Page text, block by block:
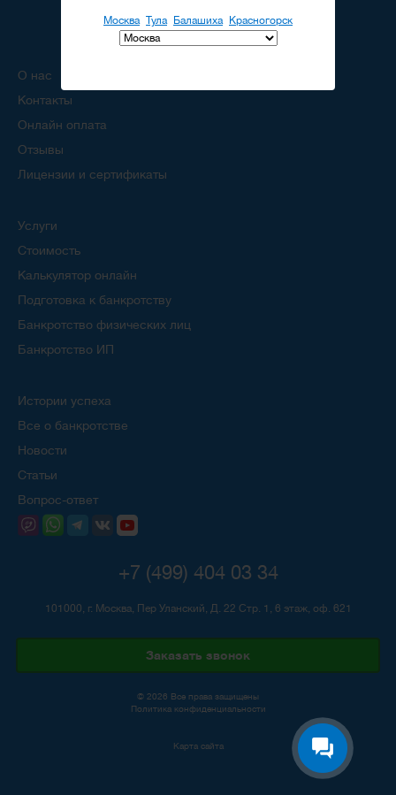
Москва Тула Балашиха Красногорск
О нас
Контакты
Онлайн оплата
Отзывы
Лицензии и сертификаты
Услуги
Стоимость
Калькулятор онлайн
Подготовка к банкротству
Банкротство физических лиц
Банкротство ИП
Истории успеха
Все о банкротстве
Новости
Статьи
Вопрос-ответ
+7 (499) 404 03 34
101000, г. Москва, Пер Уланский, Д. 22 Стр. 1, 6 этаж, оф. 621
Заказать звонок
© 2026 Все права защищены
Политика конфиденциальности
Карта сайта